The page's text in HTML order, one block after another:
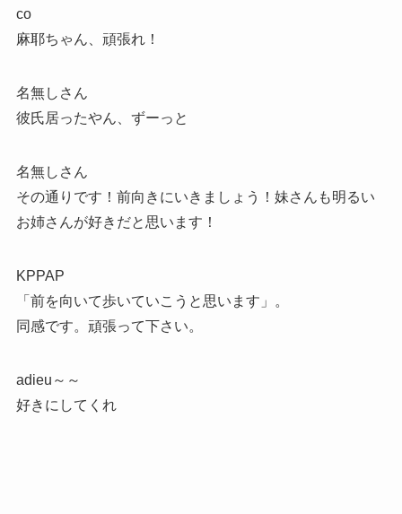
co
麻耶ちゃん、頑張れ！
名無しさん
彼氏居ったやん、ずーっと
名無しさん
その通りです！前向きにいきましょう！妹さんも明るい
お姉さんが好きだと思います！
KPPAP
「前を向いて歩いていこうと思います」。
同感です。頑張って下さい。
adieu～～
好きにしてくれ